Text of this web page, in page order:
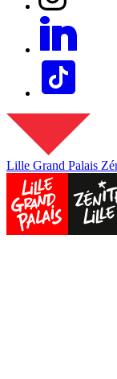
Lille Grand Palais